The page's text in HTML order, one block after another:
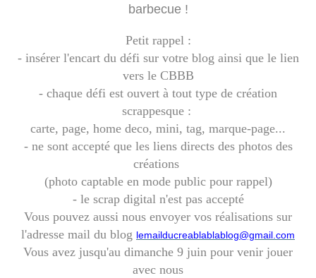
barbecue !
Petit rappel :
- insérer l'encart du défi sur votre blog ainsi que le lien
vers le CBBB
- chaque défi est ouvert à tout type de création
scrappesque :
carte, page, home deco, mini, tag, marque-page...
- ne sont accepté que les liens directs des photos des
créations
(photo captable en mode public pour rappel)
- le scrap digital n'est pas accepté
Vous pouvez aussi nous envoyer vos réalisations sur
l'adresse mail du blog lemailducreablablablog@gmail.com
Vous avez jusqu'au dimanche 9 juin pour venir jouer
avec nous